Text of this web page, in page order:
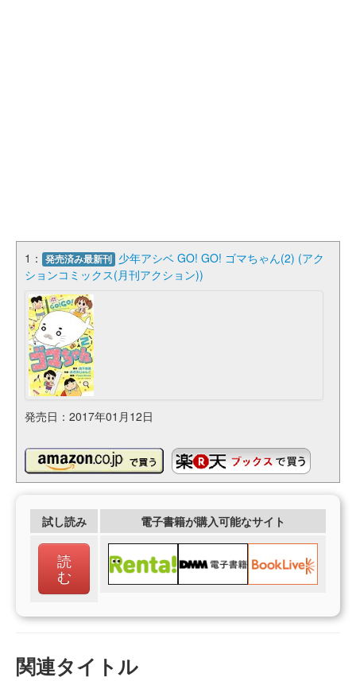
1： 発売済み最新刊 少年アシベ GO! GO! ゴマちゃん(2) (アク
ションコミックス(月刊アクション))
発売日：2017年01月12日
試し読み 電子書籍が購入可能なサイト
読
む
関連タイトル